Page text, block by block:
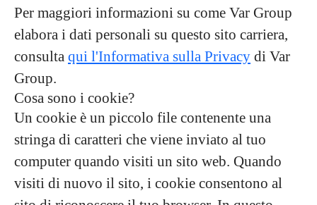
Per maggiori informazioni su come Var Group
elabora i dati personali su questo sito carriera,
consulta qui l'Informativa sulla Privacy di Var
Group.
Cosa sono i cookie?
Un cookie è un piccolo file contenente una
stringa di caratteri che viene inviato al tuo
computer quando visiti un sito web. Quando
visiti di nuovo il sito, i cookie consentono al